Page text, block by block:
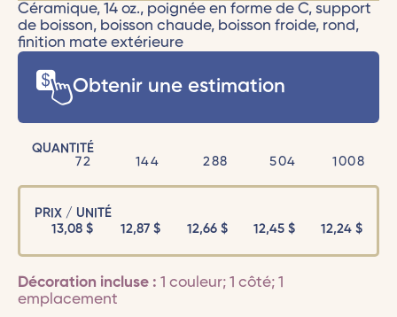
Céramique, 14 oz., poignée en forme de C, support
de boisson, boisson chaude, boisson froide, rond,
finition mate extérieure
Obtenir une estimation
QUANTITÉ
72
144 288 504 1008
PRIX / UNITÉ
13,08 $ 12,87 $ 12,66$ 12,45$ 12,24$
Décoration incluse : 1 couleur; 1 côté; 1
emplacement